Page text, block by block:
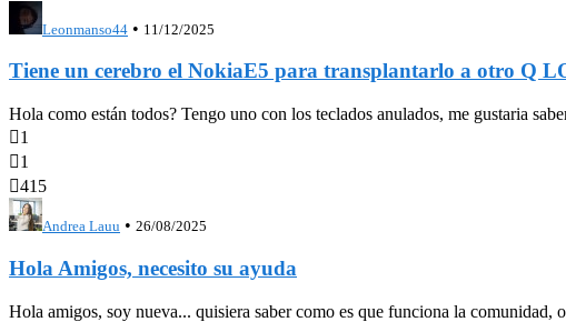
Leonmanso44 • 11/12/2025
Tiene un cerebro el NokiaE5 para transplantarlo a otro Q
Hola como están todos? Tengo uno con los teclados anulados, me gustaria
1
1
415
Andrea Lauu • 26/08/2025
Hola Amigos, necesito su ayuda
Hola amigos, soy nueva... quisiera saber como es que funciona la comunidad,